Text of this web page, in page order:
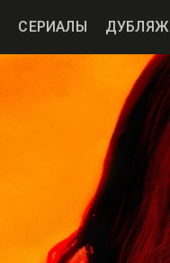
СЕРИАЛЫ ДУБЛЯЖ